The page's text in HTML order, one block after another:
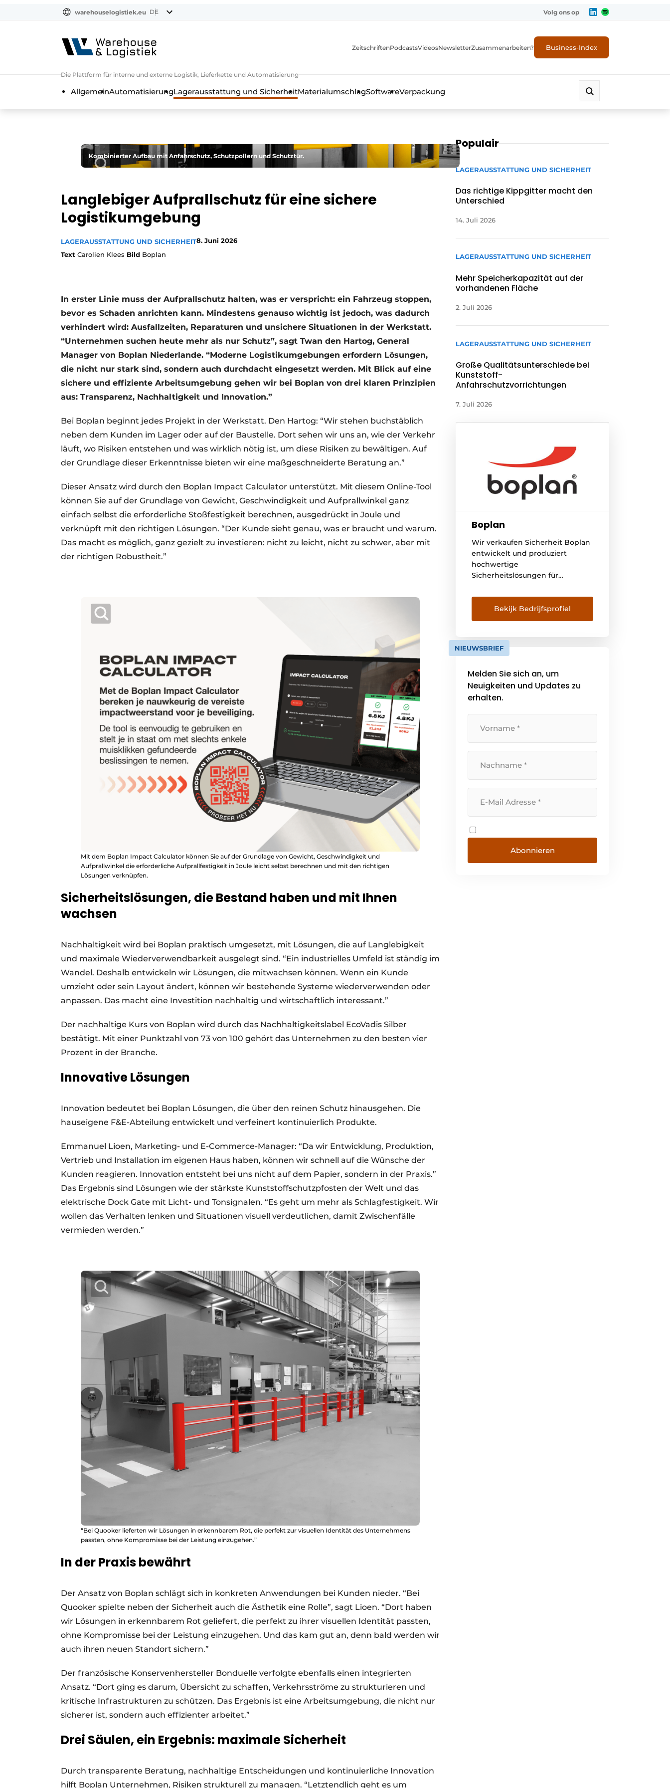
warehouselogistiek.eu DE Volg ons op
Die Plattform für interne und externe Logistik, Lieferkette und Automatisierung
ZeitschriftenPodcastsVideosNewsletterZusammenarbeiten? Business-Index
AllgemeinAutomatisierungLagerausstattung und SicherheitMaterialumschlagSoftwareVerpackung
Kombinierter Aufbau mit Anfahrschutz, Schutzpollern und Schutztür.
Langlebiger Aufprallschutz für eine sichere
Logistikumgebung
LAGERAUSSTATTUNG UND SICHERHEIT8. Juni 2026
Text Carolien Klees Bild Boplan
In erster Linie muss der Aufprallschutz halten, was er verspricht: ein Fahrzeug stoppen,
bevor es Schaden anrichten kann. Mindestens genauso wichtig ist jedoch, was dadurch
verhindert wird: Ausfallzeiten, Reparaturen und unsichere Situationen in der Werkstatt.
“Unternehmen suchen heute mehr als nur Schutz”, sagt Twan den Hartog, General
Manager von Boplan Niederlande. “Moderne Logistikumgebungen erfordern Lösungen,
die nicht nur stark sind, sondern auch durchdacht eingesetzt werden. Mit Blick auf eine
sichere und effiziente Arbeitsumgebung gehen wir bei Boplan von drei klaren Prinzipien
aus: Transparenz, Nachhaltigkeit und Innovation.”
Bei Boplan beginnt jedes Projekt in der Werkstatt. Den Hartog: “Wir stehen buchstäblich
neben dem Kunden im Lager oder auf der Baustelle. Dort sehen wir uns an, wie der Verkehr
läuft, wo Risiken entstehen und was wirklich nötig ist, um diese Risiken zu bewältigen. Auf
der Grundlage dieser Erkenntnisse bieten wir eine maßgeschneiderte Beratung an.”
Dieser Ansatz wird durch den Boplan Impact Calculator unterstützt. Mit diesem Online-Tool
können Sie auf der Grundlage von Gewicht, Geschwindigkeit und Aufprallwinkel ganz
einfach selbst die erforderliche Stoßfestigkeit berechnen, ausgedrückt in Joule und
verknüpft mit den richtigen Lösungen. “Der Kunde sieht genau, was er braucht und warum.
Das macht es möglich, ganz gezielt zu investieren: nicht zu leicht, nicht zu schwer, aber mit
der richtigen Robustheit.”
Mit dem Boplan Impact Calculator können Sie auf der Grundlage von Gewicht, Geschwindigkeit und
Aufprallwinkel die erforderliche Aufprallfestigkeit in Joule leicht selbst berechnen und mit den richtigen
Lösungen verknüpfen.
Sicherheitslösungen, die Bestand haben und mit Ihnen
wachsen
Nachhaltigkeit wird bei Boplan praktisch umgesetzt, mit Lösungen, die auf Langlebigkeit
und maximale Wiederverwendbarkeit ausgelegt sind. “Ein industrielles Umfeld ist ständig im
Wandel. Deshalb entwickeln wir Lösungen, die mitwachsen können. Wenn ein Kunde
umzieht oder sein Layout ändert, können wir bestehende Systeme wiederverwenden oder
anpassen. Das macht eine Investition nachhaltig und wirtschaftlich interessant.”
Der nachhaltige Kurs von Boplan wird durch das Nachhaltigkeitslabel EcoVadis Silber
bestätigt. Mit einer Punktzahl von 73 von 100 gehört das Unternehmen zu den besten vier
Prozent in der Branche.
Innovative Lösungen
Innovation bedeutet bei Boplan Lösungen, die über den reinen Schutz hinausgehen. Die
hauseigene F&E-Abteilung entwickelt und verfeinert kontinuierlich Produkte.
Emmanuel Lioen, Marketing- und E-Commerce-Manager: “Da wir Entwicklung, Produktion,
Vertrieb und Installation im eigenen Haus haben, können wir schnell auf die Wünsche der
Kunden reagieren. Innovation entsteht bei uns nicht auf dem Papier, sondern in der Praxis.”
Das Ergebnis sind Lösungen wie der stärkste Kunststoffschutzpfosten der Welt und das
elektrische Dock Gate mit Licht- und Tonsignalen. “Es geht um mehr als Schlagfestigkeit. Wir
wollen das Verhalten lenken und Situationen visuell verdeutlichen, damit Zwischenfälle
vermieden werden.”
“Bei Quooker lieferten wir Lösungen in erkennbarem Rot, die perfekt zur visuellen Identität des Unternehmens
passten, ohne Kompromisse bei der Leistung einzugehen.”
In der Praxis bewährt
Der Ansatz von Boplan schlägt sich in konkreten Anwendungen bei Kunden nieder. “Bei
Quooker spielte neben der Sicherheit auch die Ästhetik eine Rolle”, sagt Lioen. “Dort haben
wir Lösungen in erkennbarem Rot geliefert, die perfekt zu ihrer visuellen Identität passten,
ohne Kompromisse bei der Leistung einzugehen. Und das kam gut an, denn bald werden wir
auch ihren neuen Standort sichern.”
Der französische Konservenhersteller Bonduelle verfolgte ebenfalls einen integrierten
Ansatz. “Dort ging es darum, Übersicht zu schaffen, Verkehrsströme zu strukturieren und
kritische Infrastrukturen zu schützen. Das Ergebnis ist eine Arbeitsumgebung, die nicht nur
sicherer ist, sondern auch effizienter arbeitet.”
Drei Säulen, ein Ergebnis: maximale Sicherheit
Durch transparente Beratung, nachhaltige Entscheidungen und kontinuierliche Innovation
hilft Boplan Unternehmen, Risiken strukturell zu managen. “Letztendlich geht es um
Populair
LAGERAUSSTATTUNG UND SICHERHEIT
Das richtige Kippgitter macht den
Unterschied
14. Juli 2026
LAGERAUSSTATTUNG UND SICHERHEIT
Mehr Speicherkapazität auf der
vorhandenen Fläche
2. Juli 2026
LAGERAUSSTATTUNG UND SICHERHEIT
Große Qualitätsunterschiede bei
Kunststoff-
Anfahrschutzvorrichtungen
7. Juli 2026
Boplan
Wir verkaufen Sicherheit Boplan
entwickelt und produziert
hochwertige
Sicherheitslösungen für
Unsere dauerhaften Fall- und
Aufprallschutzlösungen sind die
Referenz in Sachen
weltweit in Lagerhäusern,
Produktionsstätten,
(petro-)chemischen Anlagen,
Parkhäusern und Flughäfen
eingesetzt. Wir beweisen die
weiß [...]
Bekijk Bedrijfsprofiel
NIEUWSBRIEF
Melden Sie sich an, um
Neuigkeiten und Updates zu
erhalten.
Abonnieren